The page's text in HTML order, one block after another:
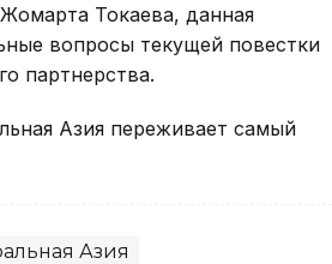
Токаева, данная
вопросы текущей повестки
партнерства.
Азия переживает самый
Азия